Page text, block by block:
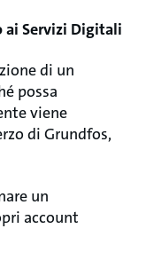
Servizi Digitali
di un
possa
viene
di Grundfos,
un
account